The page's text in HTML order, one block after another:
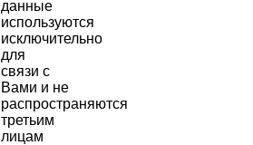
данные
используются
исключительно
для
связи с
Вами и не
распространяются
третьим
лицам